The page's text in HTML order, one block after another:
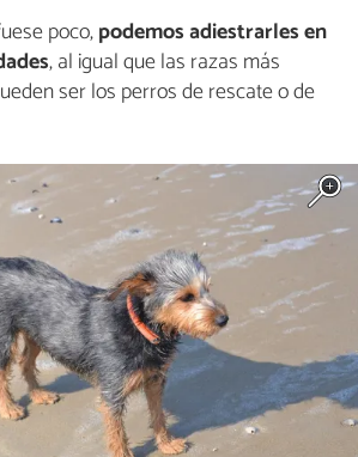
poco,podemos adiestrarles en
, al igual que las razas más
ser los perros de rescate o de